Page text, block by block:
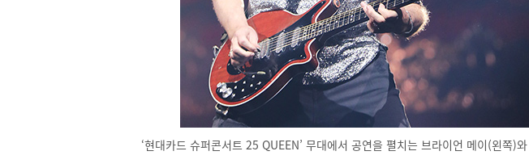
‘현대카드 슈퍼콘서트 25 QUEEN’ 무대에서 공연을 펼치는 브라이언 메이(왼쪽